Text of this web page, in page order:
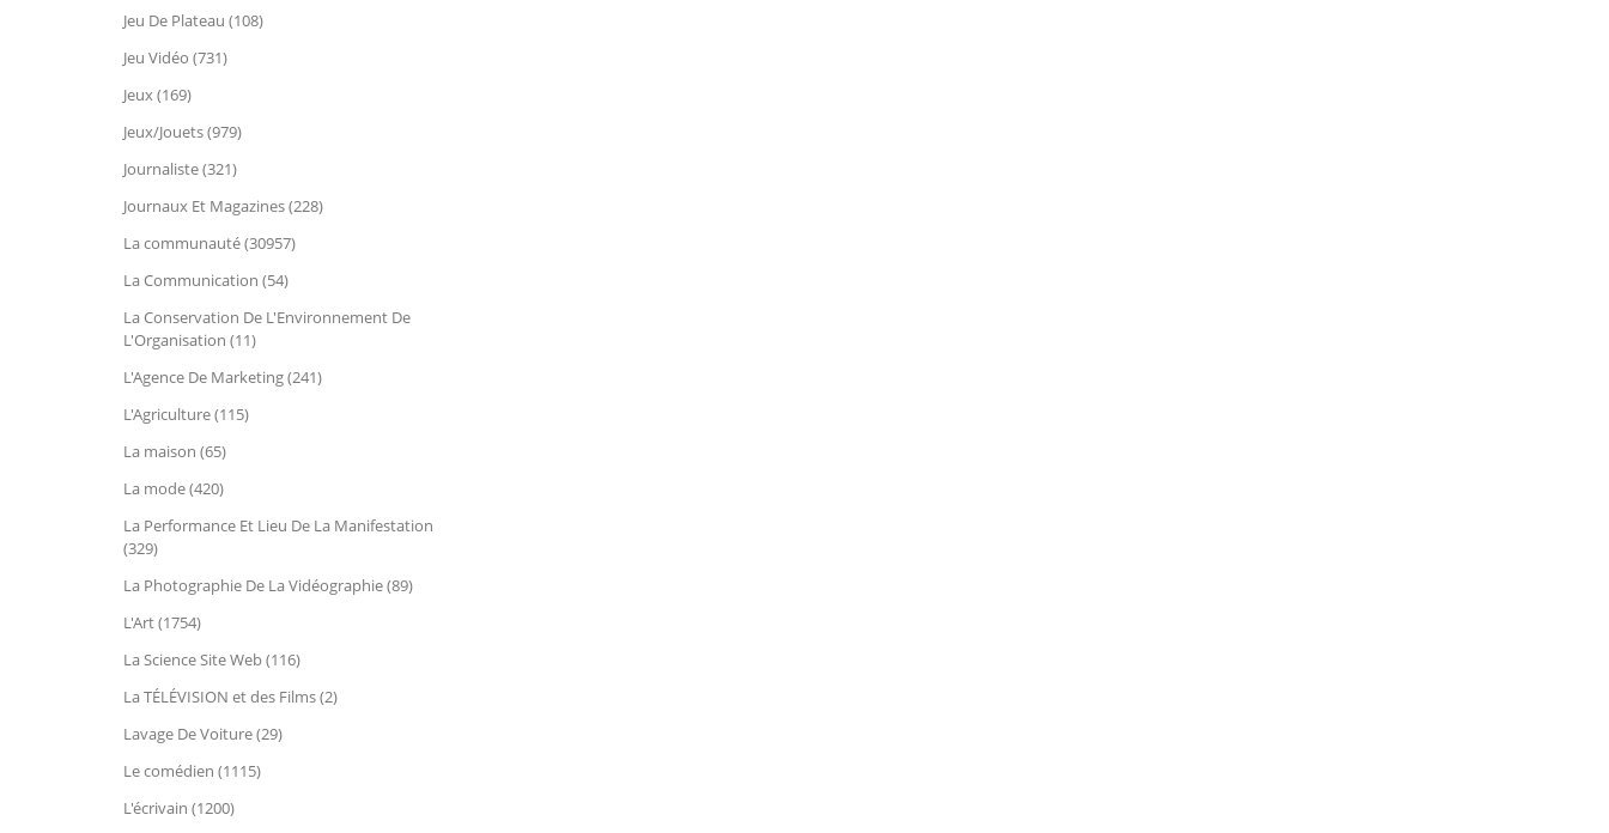
Jeu De Plateau (108)
Jeu Vidéo (731)
Jeux (169)
Jeux/Jouets (979)
Journaliste (321)
Journaux Et Magazines (228)
La communauté (30957)
La Communication (54)
La Conservation De L'Environnement De
L'Organisation (11)
L'Agence De Marketing (241)
L'Agriculture (115)
La maison (65)
La mode (420)
La Performance Et Lieu De La Manifestation
(329)
La Photographie De La Vidéographie (89)
L'Art (1754)
La Science Site Web (116)
La TÉLÉVISION et des Films (2)
Lavage De Voiture (29)
Le comédien (1115)
L'écrivain (1200)